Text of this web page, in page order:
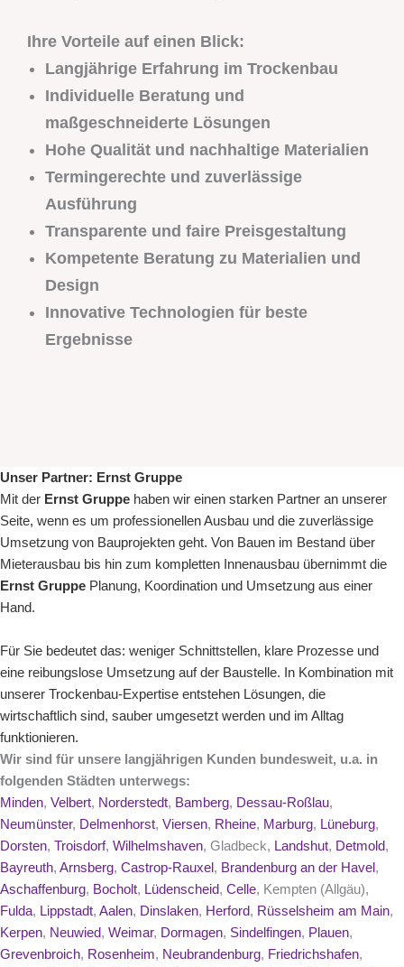
Ihre Vorteile auf einen Blick:
Langjährige Erfahrung im Trockenbau
Individuelle Beratung und
maßgeschneiderte Lösungen
Hohe Qualität und nachhaltige Materialien
Termingerechte und zuverlässige
Ausführung
Transparente und faire Preisgestaltung
Kompetente Beratung zu Materialien und
Design
Innovative Technologien für beste
Ergebnisse
Unser Partner: Ernst Gruppe
Mit der Ernst Gruppe haben wir einen starken Partner an unserer
Seite, wenn es um professionellen Ausbau und die zuverlässige
Umsetzung von Bauprojekten geht. Von Bauen im Bestand über
Mieterausbau bis hin zum kompletten Innenausbau übernimmt die
Ernst Gruppe Planung, Koordination und Umsetzung aus einer
Hand.
Für Sie bedeutet das: weniger Schnittstellen, klare Prozesse und
eine reibungslose Umsetzung auf der Baustelle. In Kombination mit
unserer Trockenbau-Expertise entstehen Lösungen, die
wirtschaftlich sind, sauber umgesetzt werden und im Alltag
funktionieren.
Wir sind für unsere langjährigen Kunden bundesweit, u.a. in
folgenden Städten unterwegs:
Minden, Velbert, Norderstedt, Bamberg, Dessau-Roßlau,
Neumünster, Delmenhorst, Viersen, Rheine, Marburg, Lüneburg,
Dorsten, Troisdorf, Wilhelmshaven, Gladbeck, Landshut, Detmold,
Bayreuth, Arnsberg, Castrop-Rauxel, Brandenburg an der Havel,
Aschaffenburg, Bocholt, Lüdenscheid, Celle, Kempten (Allgäu),
Fulda, Lippstadt, Aalen, Dinslaken, Herford, Rüsselsheim am Main,
Kerpen, Neuwied, Weimar, Dormagen, Sindelfingen, Plauen,
Grevenbroich, Rosenheim, Neubrandenburg, Friedrichshafen,